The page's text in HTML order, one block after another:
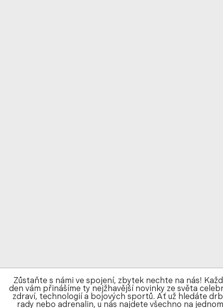
Zůstaňte s námi ve spojení, zbytek nechte na nás!
den vám přinášíme ty nejžhavější novinky ze světa
zdraví, technologií a bojových sportů. Ať už hledáte
rady nebo adrenalin, u nás najdete všechno na